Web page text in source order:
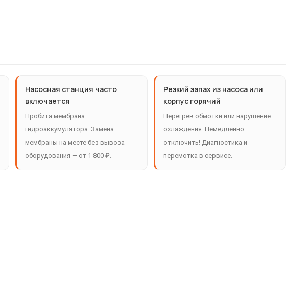
Насосная станция часто
включается
Пробита мембрана
гидроаккумулятора. Замена
мембраны на месте без вывоза
оборудования — от 1 800 ₽.
Резкий запах из насоса или
корпус горячий
Перегрев обмотки или нарушение
охлаждения. Немедленно
отключить! Диагностика и
перемотка в сервисе.